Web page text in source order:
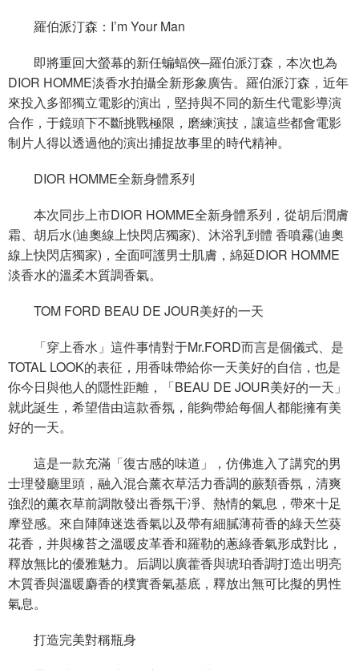
羅伯派汀森：I’m Your Man
即將重回大螢幕的新任蝙蝠俠─羅伯派汀森，本次也為
DIOR HOMME淡香水拍攝全新形象廣告。羅伯派汀森，近年
來投入多部獨立電影的演出，堅持與不同的新生代電影導演
合作，于鏡頭下不斷挑戰極限，磨練演技，讓這些都會電影
制片人得以透過他的演出捕捉故事里的時代精神。
DIOR HOMME全新身體系列
本次同步上市DIOR HOMME全新身體系列，從胡后潤膚
霜、胡后水(迪奧線上快閃店獨家)、沐浴乳到體 香噴霧(迪奧
線上快閃店獨家)，全面呵護男士肌膚，綿延DIOR HOMME
淡香水的溫柔木質調香氣。
TOM FORD BEAU DE JOUR美好的一天
「穿上香水」這件事情對于Mr.FORD而言是個儀式、是
TOTAL LOOK的表征，用香味帶給你一天美好的自信，也是
你今日與他人的隱性距離，「BEAU DE JOUR美好的一天」
就此誕生，希望借由這款香氛，能夠帶給每個人都能擁有美
好的一天。
這是一款充滿「復古感的味道」，仿佛進入了講究的男
士理發廳里頭，融入混合薰衣草活力香調的蕨類香氛，清爽
強烈的薰衣草前調散發出香氛干凈、熱情的氣息，帶來十足
摩登感。來自陣陣迷迭香氣以及帶有細膩薄荷香的綠天竺葵
花香，并與橡苔之溫暖皮革香和羅勒的蔥綠香氣形成對比，
釋放無比的優雅魅力。后調以廣藿香與琥珀香調打造出明亮
木質香與溫暖麝香的樸實香氣基底，釋放出無可比擬的男性
氣息。
打造完美對稱瓶身